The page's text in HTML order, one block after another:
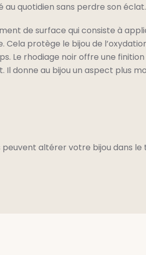
quotidien sans perdre son éclat.
de surface qui consiste à
protège le bijou de
Le rhodiage noir offre une
donne au bijou un aspect plus
altérer votre bijou dans